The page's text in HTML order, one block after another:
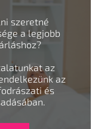
szeretné
a legjobb
az
az
és